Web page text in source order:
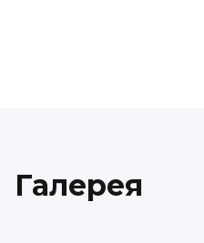
Галерея